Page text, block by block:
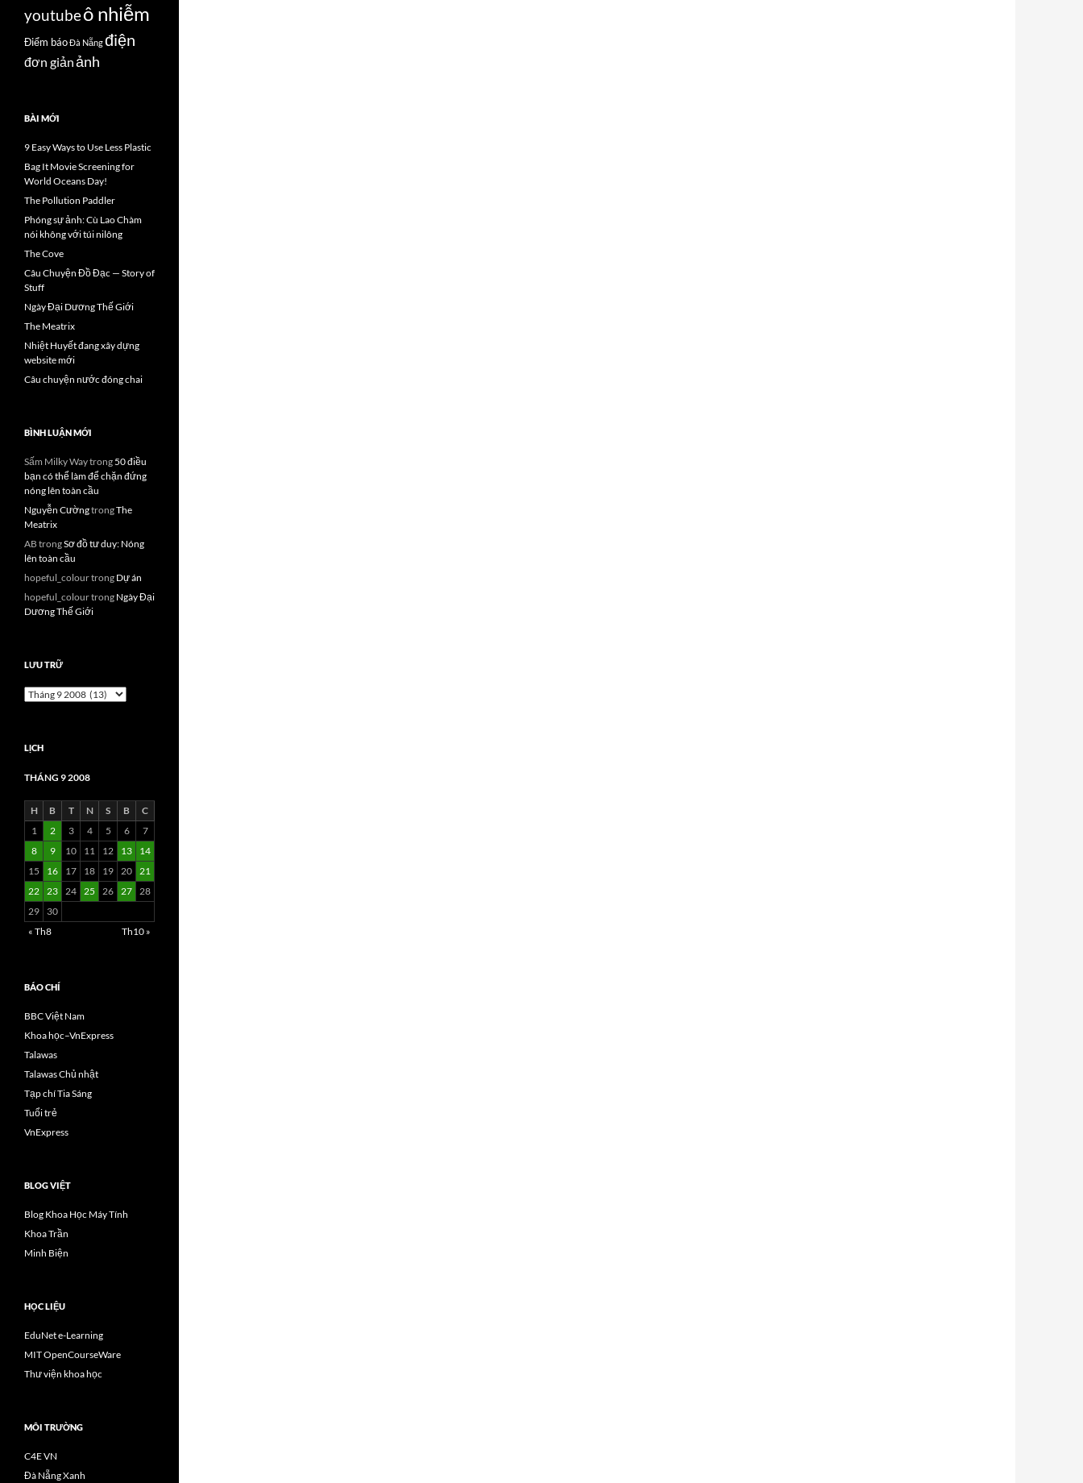
youtubeô nhiễm
Điểm báoĐà Nẵngđiện
đơn giảnảnh
BÀI MỚI
9 Easy Ways to Use Less Plastic
Bag It Movie Screening for
World Oceans Day!
The Pollution Paddler
Phóng sự ảnh: Cù Lao Chàm
nói không với túi nilông
The Cove
Câu Chuyện Đồ Đạc — Story of
Stuff
Ngày Đại Dương Thế Giới
The Meatrix
Nhiệt Huyết đang xây dựng
website mới
Câu chuyện nước đóng chai
BÌNH LUẬN MỚI
Sấm Milky Waytrong50 điều
bạn có thể làm để chặn đứng
nóng lên toàn cầu
Nguyễn CườngtrongThe
Meatrix
AB trongSơ đồ tư duy: Nóng
lên toàn cầu
hopeful_colourtrong Dự án
hopeful_colourtrong Ngày Đại
Dương Thế Giới
LƯU TRỮ
Lưu
LỊCH
THÁNG 9 2008
H B T N S B
C
1
2 3 4 5 6
7
8
9 10 11 12 13
14
15
16 17 18 19 20 21
22 23 24 25 26 27 28
29
30
« Th8
Th10 »
BÁO CHÍ
BBC Việt Nam
Khoa học–VnExpress
Talawas
Talawas Chủ nhật
Tạp chí Tia Sáng
Tuổi trẻ
VnExpress
BLOG VIỆT
Blog Khoa Học Máy Tính
Khoa Trần
Minh Biện
HỌC LIỆU
EduNet e-Learning
MIT OpenCourseWare
Thư viện khoa học
MÔI TRƯỜNG
C4E VN
Đà Nẵng Xanh